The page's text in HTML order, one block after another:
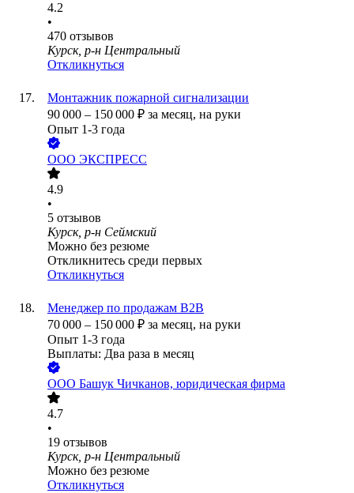
4.2
•
470 отзывов
Курск, р-н Центральный
Откликнуться
Монтажник пожарной сигнализации
90 000 – 150 000 ₽ за месяц, на руки
Опыт 1-3 года
ООО ЭКСПРЕСС
4.9
•
5 отзывов
Курск, р-н Сеймский
Можно без резюме
Откликнитесь среди первых
Откликнуться
Менеджер по продажам B2B
70 000 – 150 000 ₽ за месяц, на руки
Опыт 1-3 года
Выплаты: Два раза в месяц
ООО Башук Чичканов, юридическая фирма
4.7
•
19 отзывов
Курск, р-н Центральный
Можно без резюме
Откликнуться